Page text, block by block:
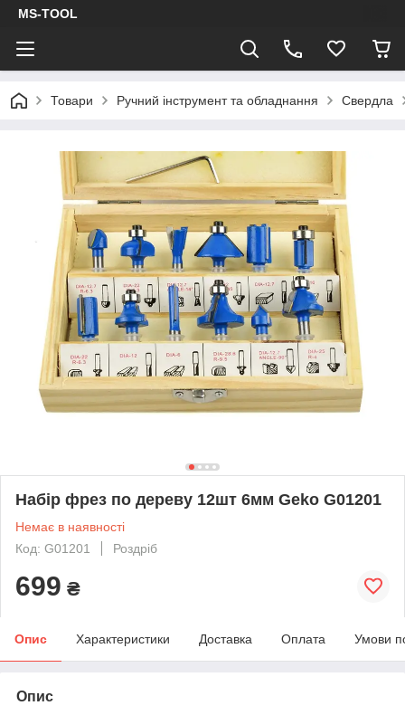
MS-TOOL
Товари Ручний інструмент та обладнання Свердла
Набір фрез по дереву 12шт 6мм Geko G01201
Немає в наявності
Код: G01201
Роздріб
699 ₴
Опис Характеристики Доставка Оплата Умови
Опис